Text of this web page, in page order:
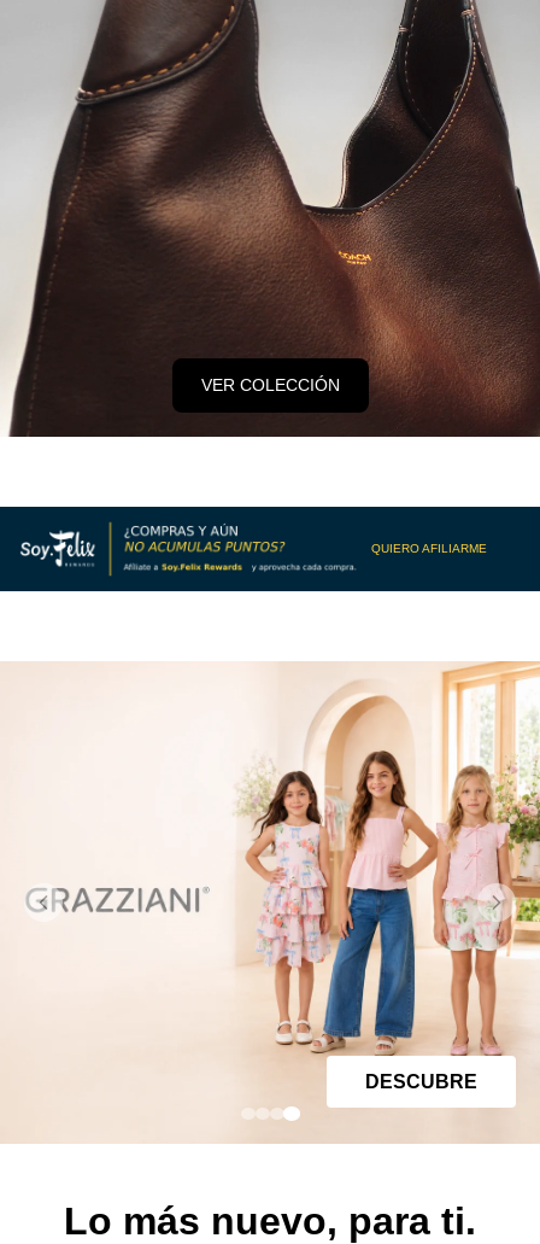
VER COLECCIÓN
QUIERO AFILIARME
DESCUBRE
Lo más nuevo, para ti.